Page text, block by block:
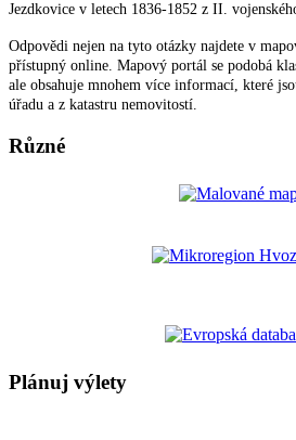
Jezdkovice v letech 1836-1852 z II.
Odpovědi nejen na tyto otázky najdete v
přístupný online. Mapový portál se podobá
ale obsahuje mnohem více informací, které
úřadu a z katastru nemovitostí.
Různé
Plánuj výlety